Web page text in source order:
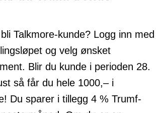
Talkmore-kunde? Logg inn med
og velg ønsket
Blir du kunde i perioden 28.
så får du hele 1000,– i
Du sparer i tillegg 4 % Trumf-